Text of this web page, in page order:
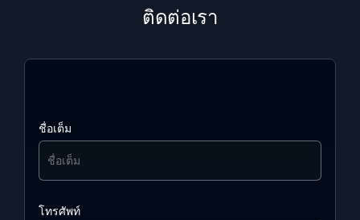
ติดต่อเรา
ชื่อเต็ม
โทรศัพท์